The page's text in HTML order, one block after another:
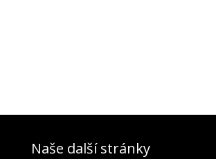
Naše další stránky